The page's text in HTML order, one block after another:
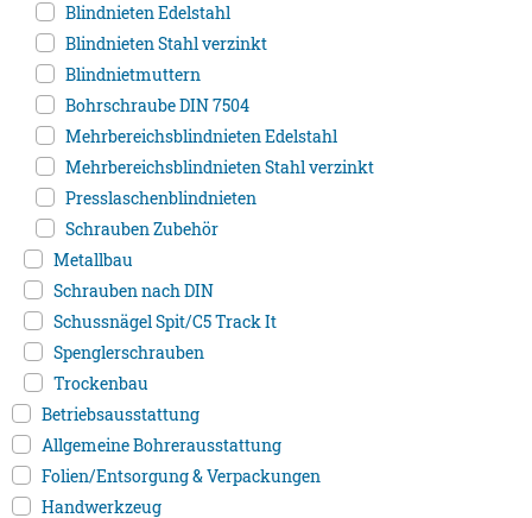
Blindnieten Edelstahl
Blindnieten Stahl verzinkt
Blindnietmuttern
Bohrschraube DIN 7504
Mehrbereichsblindnieten Edelstahl
Mehrbereichsblindnieten Stahl verzinkt
Presslaschenblindnieten
Schrauben Zubehör
Metallbau
Schrauben nach DIN
Schussnägel Spit/C5 Track It
Spenglerschrauben
Trockenbau
Betriebsausstattung
Allgemeine Bohrerausstattung
Folien/Entsorgung & Verpackungen
Handwerkzeug